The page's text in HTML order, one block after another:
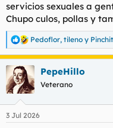
servicios sexuales a
Chupo culos, pollas y
R
e
a
c
c
i
e
Pedoflor, tileno y
PepeHillo
Veterano
3 Jul 2026